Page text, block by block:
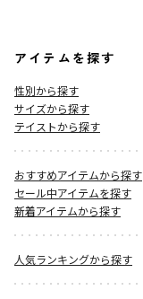
アイテムを探す
性別から探す
サイズから探す
テイストから探す
おすすめアイテムから探す
セール中アイテムを探す
新着アイテムから探す
人気ランキングから探す